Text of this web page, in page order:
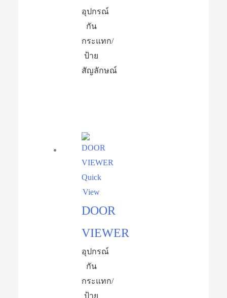
อุปกรณ์​
กัน
กระแทก/
ป้าย
สัญลักษณ์
Quick
View
DOOR
VIEWER
อุปกรณ์​
กัน
กระแทก/
ป้าย